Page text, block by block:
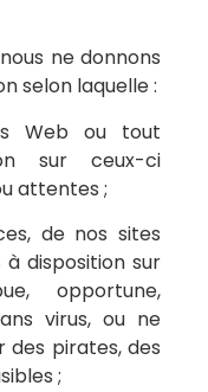
nous ne donnons
selon laquelle :
Web ou tout
sur ceux-ci
attentes ;
de nos sites
disposition sur
opportune,
virus, ou ne
pirates, des
;